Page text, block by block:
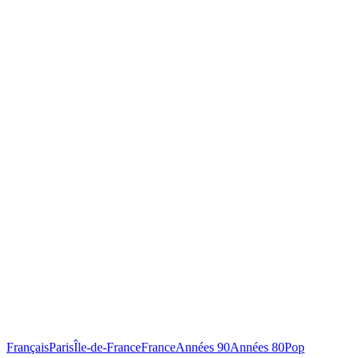
FrançaisParisÎle-de-FranceFranceAnnées 90Années 80Pop